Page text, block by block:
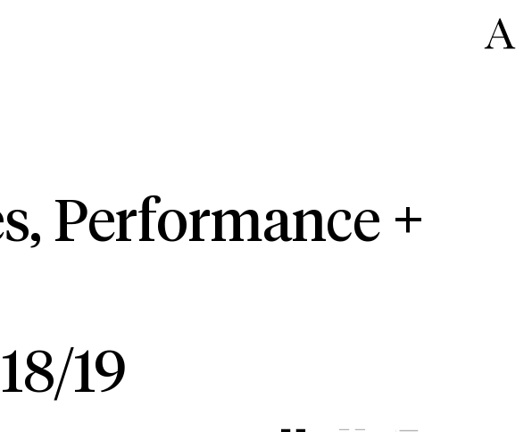
Performance +
19